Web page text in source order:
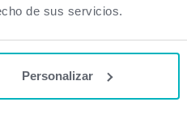
de sus servicios.
Personalizar